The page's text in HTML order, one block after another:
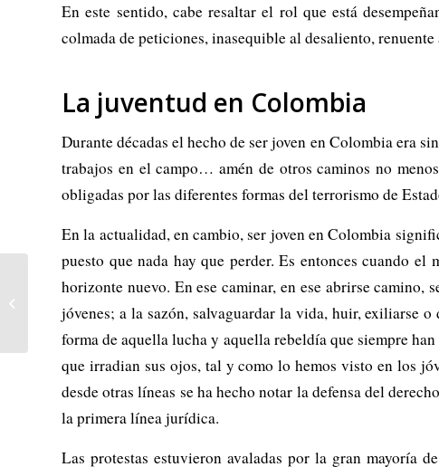
En este sentido, cabe resaltar el rol que está
colmada de peticiones, inasequible al desaliento,
La juventud en Colombia
Durante décadas el hecho de ser joven en Colombia era
trabajos en el campo… amén de otros caminos no
obligadas por las diferentes formas del terrorismo de
En la actualidad, en cambio, ser joven en Colombia
puesto que nada hay que perder. Es entonces cuando
horizonte nuevo. En ese caminar, en ese abrirse
jóvenes; a la sazón, salvaguardar la vida, huir, exiliarse
forma de aquella lucha y aquella rebeldía que siempre
que irradian sus ojos, tal y como lo hemos visto en los
desde otras líneas se ha hecho notar la defensa del
la primera línea jurídica.
Las protestas estuvieron avaladas por la gran mayoría
Rusia: ¿Qué pasará tras la
hace décadas?